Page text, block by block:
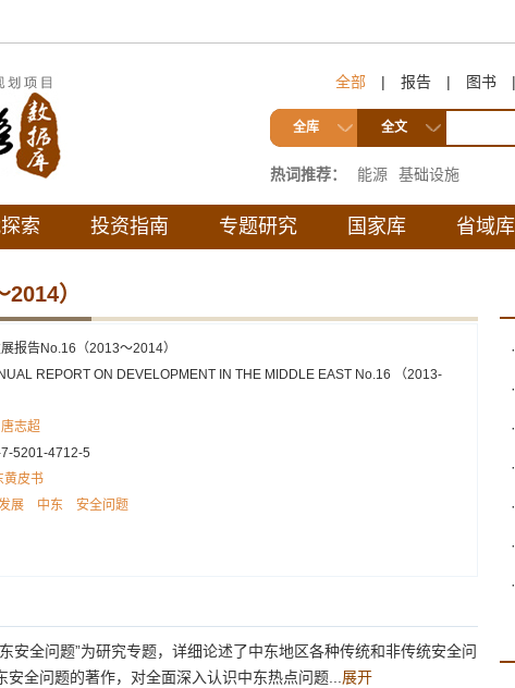
全部 | 报告 | 图书 |
全库 全文
热词推荐： 能源 基础设施
索 投资指南 专题研究 国家库 省域库
）
报告No.16（2013～2014）
REPORT ON DEVELOPMENT IN THE MIDDLE EAST No.16 （2013-
唐志超
5201-4712-5
黄皮书
展 中东
安全问题
安全问题”为研究专题，详细论述了中东地区各种传统和非传统安全问
全问题的著作，对全面深入认识中东热点问题...展开